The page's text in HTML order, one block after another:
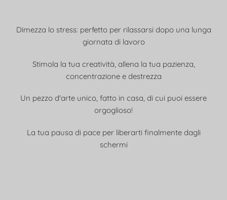
Dimezza lo stress: perfetto per rilassarsi dopo una lunga
giornata di lavoro
Stimola la tua creatività, allena la tua pazienza,
concentrazione e destrezza
Un pezzo d'arte unico, fatto in casa, di cui puoi essere
orgoglioso!
La tua pausa di pace per liberarti finalmente dagli
schermi